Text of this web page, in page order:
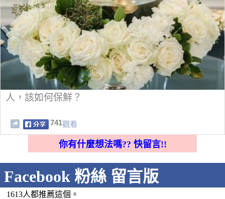
人，該如何保鮮？
741觀看
你有什麼想法嗎?? 快留言!!
Facebook 粉絲 留言版
1613人都推薦這個。